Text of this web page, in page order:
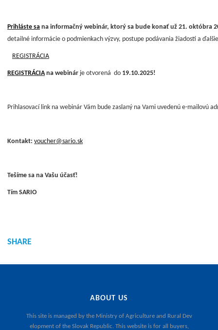
Prihláste sa na informačný webinár, ktorý sa bude konať už 21. októbra
detailné informácie o podmienkach výzvy, postupe podávania žiadostí a
REGISTRÁCIA
REGISTRÁCIA na webinár je otvorená do 19.10.2025!
Prihlasovací link na webinár Vám bude zaslaný na Vami uvedenú e-mailovú
Kontakt: voucher@sario.sk
Tešíme sa na Vašu účasť!
Tím SARIO
SHARE
ABOUT US
This site is managed by the Ministry of Agriculture and Rural Dev
elopment of the Slovak Republic. This website is for all buyers,